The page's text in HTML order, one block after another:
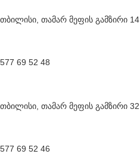
თბილისი, თამარ მეფის გამზირი 14
577 69 52 48
თბილისი, თამარ მეფის გამზირი 32
577 69 52 46